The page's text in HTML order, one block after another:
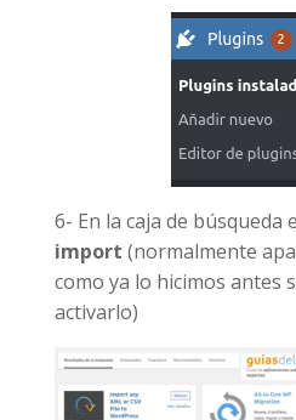
6- En la caja de búsqueda
import (normalmente
como ya lo hicimos antes
activarlo)